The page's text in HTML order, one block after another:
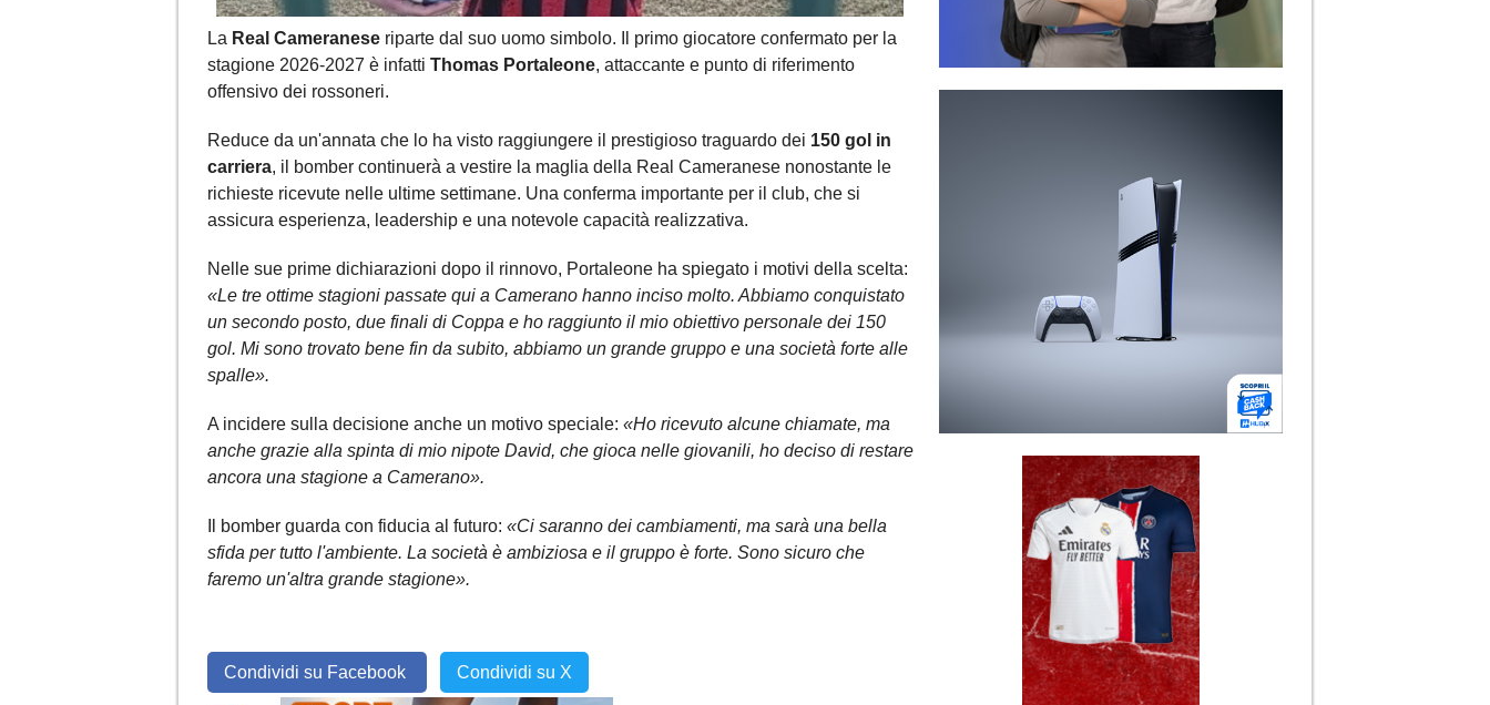
La Real Cameranese riparte dal suo uomo simbolo. Il primo giocatore confermato per la
stagione 2026-2027 è infatti Thomas Portaleone, attaccante e punto di riferimento
offensivo dei rossoneri.
Reduce da un'annata che lo ha visto raggiungere il prestigioso traguardo dei 150 gol in
carriera, il bomber continuerà a vestire la maglia della Real Cameranese nonostante le
richieste ricevute nelle ultime settimane. Una conferma importante per il club, che si
assicura esperienza, leadership e una notevole capacità realizzativa.
Nelle sue prime dichiarazioni dopo il rinnovo, Portaleone ha spiegato i motivi della scelta:
«Le tre ottime stagioni passate qui a Camerano hanno inciso molto. Abbiamo conquistato
un secondo posto, due finali di Coppa e ho raggiunto il mio obiettivo personale dei 150
gol. Mi sono trovato bene fin da subito, abbiamo un grande gruppo e una società forte alle
spalle».
A incidere sulla decisione anche un motivo speciale: «Ho ricevuto alcune chiamate, ma
anche grazie alla spinta di mio nipote David, che gioca nelle giovanili, ho deciso di restare
ancora una stagione a Camerano».
Il bomber guarda con fiducia al futuro: «Ci saranno dei cambiamenti, ma sarà una bella
sfida per tutto l'ambiente. La società è ambiziosa e il gruppo è forte. Sono sicuro che
faremo un'altra grande stagione».
Condividi su Facebook Condividi su X